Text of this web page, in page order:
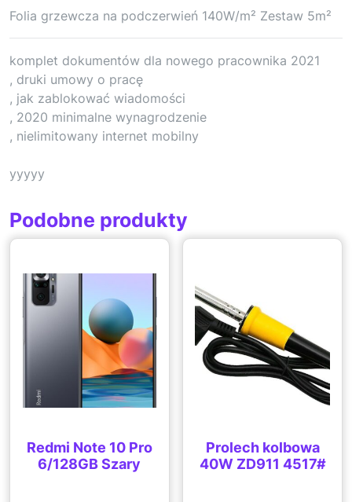
Folia grzewcza na podczerwień 140W/m² Zestaw 5m²
komplet dokumentów dla nowego pracownika 2021
, druki umowy o pracę
, jak zablokować wiadomości
, 2020 minimalne wynagrodzenie
, nielimitowany internet mobilny
yyyyy
Podobne produkty
Redmi Note 10 Pro
6/128GB Szary
Prolech kolbowa
40W ZD911 4517#